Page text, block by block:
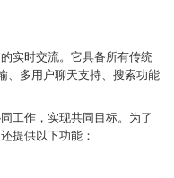
实时交流。它具备所有传统
、多用户聊天支持、搜索功能
工作，实现共同目标。为了
还提供以下功能：